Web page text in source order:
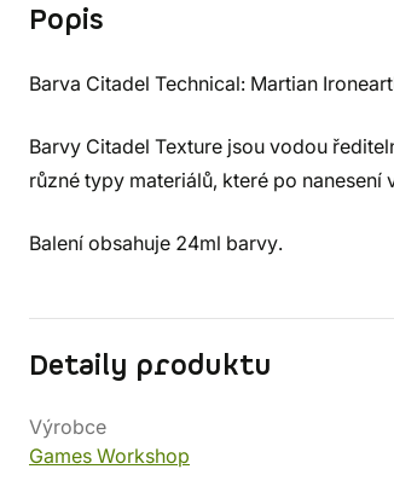
Popis
Barva Citadel Technical: Martian
Barvy Citadel Texture jsou vodou
různé typy materiálů, které po
Balení obsahuje 24ml barvy.
Detaily produktu
Výrobce
Games Workshop